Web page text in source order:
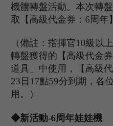
機體轉盤活動。本次轉
取【高級代金券：6周年】
（備註：指揮官10級以
轉盤獲得的【高級代金
道具 」 中使用，【高級代
23 日 17點59分到期，各
用。）
◆新活動-6周年娃娃機